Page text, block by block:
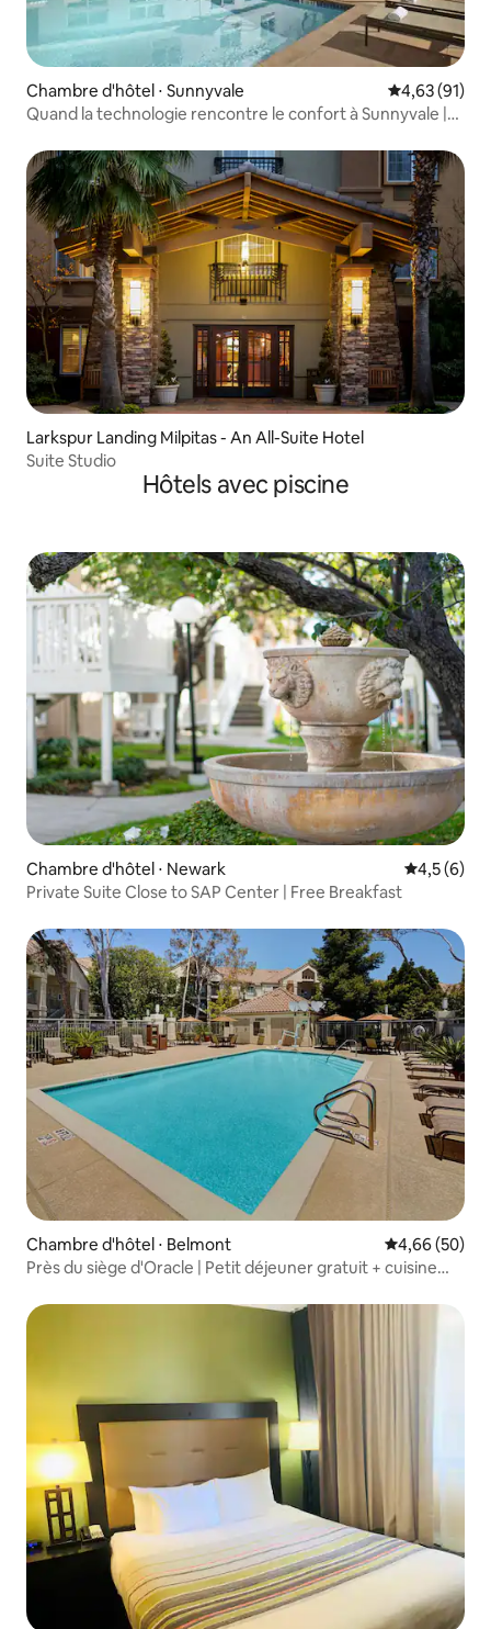
Chambre d'hôtel ⋅ Sunnyvale Évaluation
4,63 (91)
Quand la technologie rencontre le confort à Sunnyvale |
Larkspur Landing Milpitas - An All-Suite Hotel
Suite Studio
Hôtels avec piscine
Chambre d'hôtel ⋅ Newark Évaluation
4,5 (6)
Private Suite Close to SAP Center | Free Breakfast
Chambre d'hôtel ⋅ Belmont Évaluation
4,66 (50)
Près du siège d'Oracle | Petit déjeuner gratuit + cuisine